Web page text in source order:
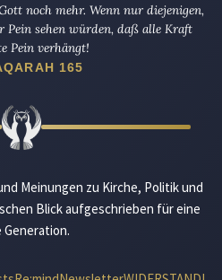
noch mehr. Wenn nur diejenigen,
Pein sehen würden, daß alle Kraft
Pein verhängt!
165
Meinungen zu Kirche, Politik und
Blick aufgeschrieben für eine
Generation.